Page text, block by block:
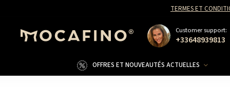
TERMES ET
Customer support:
+33648939813
OFFRES ET NOUVEAUTÉS ACTUELLES